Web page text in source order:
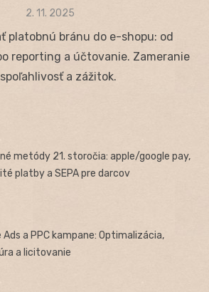
Posted
2. 11. 2025
platobnú bránu do e-shopu: od
reporting a účtovanie. Zameranie
a zážitok.
metódy 21. storočia: apple/google pay,
platby a SEPA pre darcov
Ads a PPC kampane: Optimalizácia,
a licitovanie